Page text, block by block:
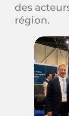
des
région.